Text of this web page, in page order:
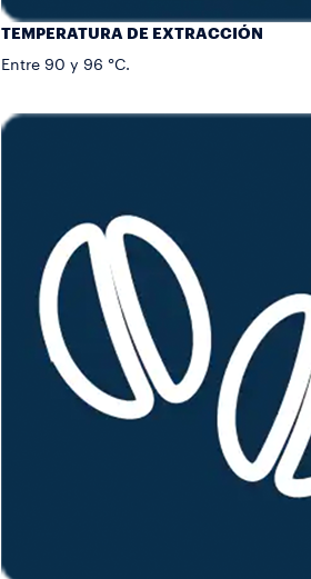
TEMPERATURA DE EXTRACCIÓN
Entre 90 y 96 °C.